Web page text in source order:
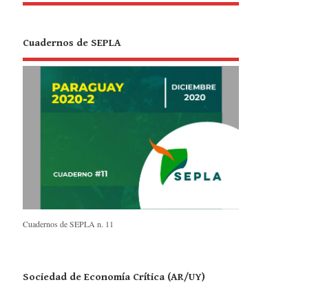
Cuadernos de SEPLA
Cuadernos de SEPLA n. 11
Sociedad de Economía Crítica (AR/UY)